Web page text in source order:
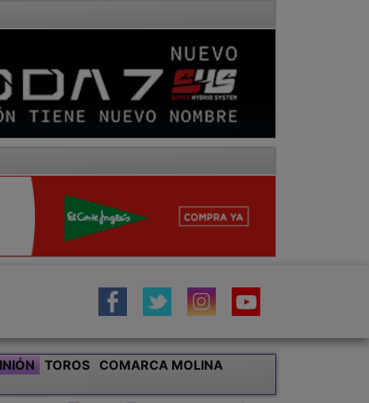
COMARCA MOLINA
Fotos Hemeroteca Vídeos